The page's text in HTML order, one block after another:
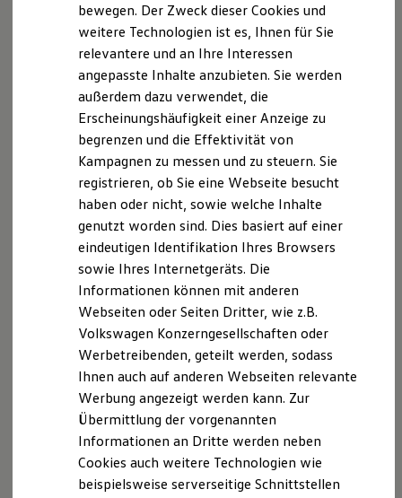
Sicherheit
Garantie und Lebensdauer
Nachhaltigkeit
Kosten und Kauf
Verbrauchskosten
Kaufoptionen
E-Auto-Förderung
Software und Konnektivität
Die ID. Software 6
ID. Software Versionen und Updates
Digitale Extras
Schnittstellen zu Ihrem ID.
Hybridautos
Marke und Erlebnis
Volkswagen R und R Experience
R-Modelle
R Experience
Driving Experience
Werkbesichtigung
Factory visit
Lifestyle Shop
Golf Kollektion
ID. Kollektion
Volkswagen Kollektion
GTI Kollektion
Fußball Drop
Fresh Up
Belebende Farbwelten, eine frische
Klimatisierung und angenehm abgestimmte
Komfort-Einstellungen.
Calm Down
Kurz entspannen und durchatmen – mit vier
wählbaren Laufzeiten: 3, 5, 10 oder 20 Minuten.
Breathe In
Geführte Atemübungen, bei denen Ihr ID.
„mitatmet“ – sechs unterschiedliche Sequenzen
stehen zur Auswahl, unterstützt von Licht, Sound
und optionaler Massage.
Power Break
Ideal für Park- und Ladepausen: mehrere
Laufzeiten sind einstellbar (10, 15, 20, 25 oder 30
Minuten). Die Funktion Rest & Recharge weckt
die Insassen auf Wunsch pünktlich zum Ladeende
– im Intervall von 10 bis 45 Minuten.
Stretch Out
Sanfte Lockerungsübungen für unterwegs – fünf
verschiedene Einheiten für unterschiedliche
bewegen. Der Zweck dieser Cookies und
weitere Technologien ist es, Ihnen für Sie
relevantere und an Ihre Interessen
angepasste Inhalte anzubieten. Sie werden
außerdem dazu verwendet, die
Erscheinungshäufigkeit einer Anzeige zu
begrenzen und die Effektivität von
Kampagnen zu messen und zu steuern. Sie
registrieren, ob Sie eine Webseite besucht
haben oder nicht, sowie welche Inhalte
genutzt worden sind. Dies basiert auf einer
eindeutigen Identifikation Ihres Browsers
sowie Ihres Internetgeräts. Die
Informationen können mit anderen
Webseiten oder Seiten Dritter, wie z.B.
Volkswagen Konzerngesellschaften oder
Werbetreibenden, geteilt werden, sodass
Ihnen auch auf anderen Webseiten relevante
Werbung angezeigt werden kann. Zur
Übermittlung der vorgenannten
Informationen an Dritte werden neben
Cookies auch weitere Technologien wie
beispielsweise serverseitige Schnittstellen